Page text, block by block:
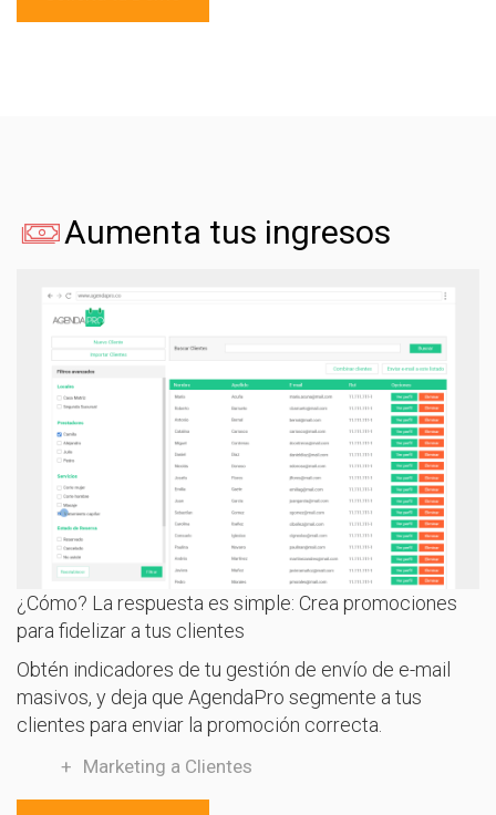
Aumenta tus ingresos
¿Cómo? La respuesta es simple: Crea promociones
para fidelizar a tus clientes
Obtén indicadores de tu gestión de envío de e-mail
masivos, y deja que AgendaPro segmente a tus
clientes para enviar la promoción correcta.
Marketing a Clientes